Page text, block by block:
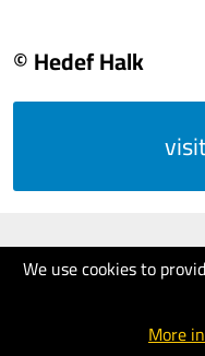
We use cookies to
More
© Hedef Halk